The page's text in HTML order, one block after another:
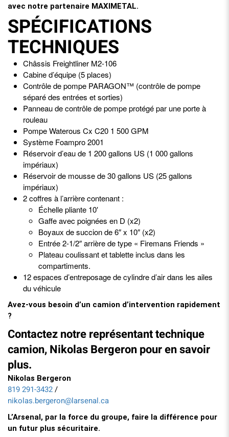
avec notre partenaire MAXIMETAL.
SPÉCIFICATIONS
TECHNIQUES
Châssis Freightliner M2-106
Cabine d’équipe (5 places)
Contrôle de pompe PARAGON™ (contrôle de pompe
séparé des entrées et sorties)
Panneau de contrôle de pompe protégé par une porte à
rouleau
Pompe Waterous Cx C20 1 500 GPM
Système Foampro 2001
Réservoir d’eau de 1 200 gallons US (1 000 gallons
impériaux)
Réservoir de mousse de 30 gallons US (25 gallons
impériaux)
2 coffres à l’arrière contenant :
Échelle pliante 10′
Gaffe avec poignées en D (x2)
Boyaux de succion de 6″ x 10″ (x2)
Entrée 2-1/2″ arrière de type « Firemans Friends »
Plateau coulissant et tablette inclus dans les
compartiments.
12 espaces d’entreposage de cylindre d’air dans les ailes
du véhicule
Avez-vous besoin d’un camion d’intervention rapidement
?
Contactez notre représentant technique
camion, Nikolas Bergeron pour en savoir
plus.
Nikolas Bergeron
819 291-3432 /
nikolas.bergeron@larsenal.ca
L’Arsenal, par la force du groupe, faire la différence pour
un futur plus sécuritaire.